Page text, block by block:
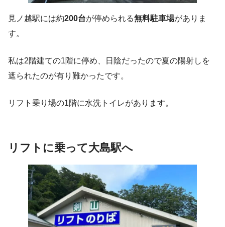
見ノ越駅には約200台が停められる無料駐車場がありま
す。
私は2階建ての1階に停め、日陰だったので夏の陽射しを
遮られたのが有り難かったです。
リフト乗り場の1階に水洗トイレがあります。
リフトに乗って大島駅へ